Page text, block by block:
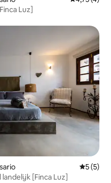
Luz]
5 (5)
[Finca Luz]